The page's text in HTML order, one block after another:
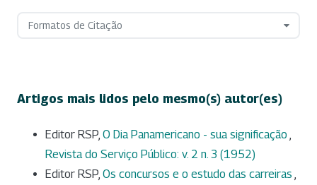
Formatos de Citação
Artigos mais lidos pelo mesmo(s) autor(es)
Editor RSP, O Dia Panamericano - sua significação ,
Revista do Serviço Público: v. 2 n. 3 (1952)
Editor RSP, Os concursos e o estudo das carreiras ,